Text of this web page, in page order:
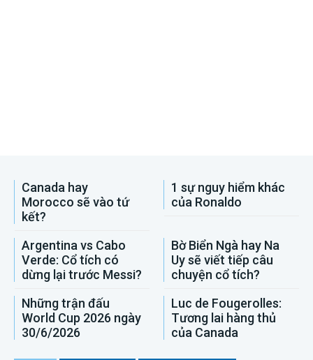
Canada hay
Morocco sẽ vào tứ
kết?
1 sự nguy hiểm khác
của Ronaldo
Argentina vs Cabo
Verde: Cổ tích có
dừng lại trước Messi?
Bờ Biển Ngà hay Na
Uy sẽ viết tiếp câu
chuyện cổ tích?
Những trận đấu
World Cup 2026 ngày
30/6/2026
Luc de Fougerolles:
Tương lai hàng thủ
của Canada